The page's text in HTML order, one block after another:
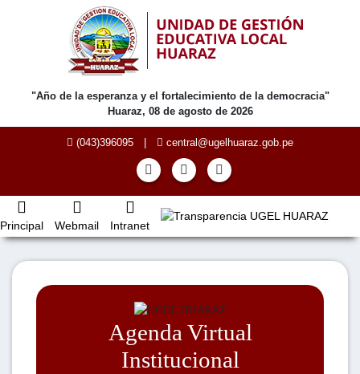
"Año de la esperanza y el fortalecimiento de la democracia"
Huaraz, 08 de agosto de 2026
(043)396095 central@ugelhuaraz.gob.pe
Principal Webmail Intranet
Agenda Virtual
Institucional